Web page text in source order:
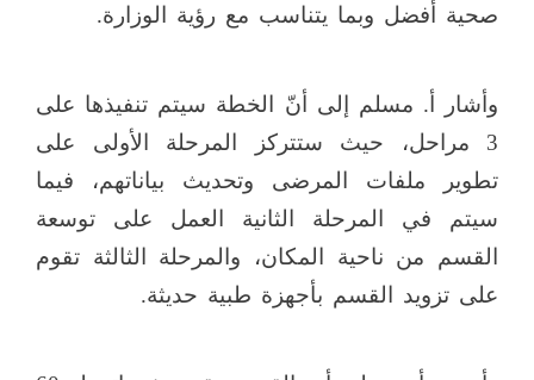
صحية أفضل وبما يتناسب مع رؤية الوزارة.
وأشار أ. مسلم إلى أنّ الخطة سيتم تنفيذها على
3 مراحل، حيث ستتركز المرحلة الأولى على
تطوير ملفات المرضى وتحديث بياناتهم، فيما
سيتم في المرحلة الثانية العمل على توسعة
القسم من ناحية المكان، والمرحلة الثالثة تقوم
على تزويد القسم بأجهزة طبية حديثة.